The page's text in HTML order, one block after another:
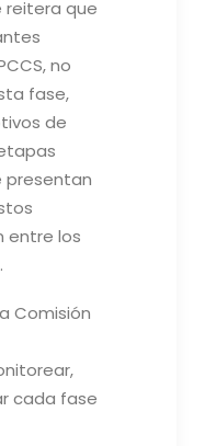
reitera que
no
fase,
de
presentan
entre los
Comisión
cada fase